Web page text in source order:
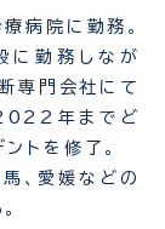
病院に勤務。
勤務しなが
専門会社にて
年までど
トを修了。
、愛媛などの